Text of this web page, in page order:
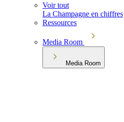
Voir tout
La Champagne en chiffres
Ressources
Media Room
Media Room